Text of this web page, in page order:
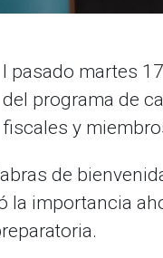
l pasado martes
del programa de
fiscales y
de
la importancia